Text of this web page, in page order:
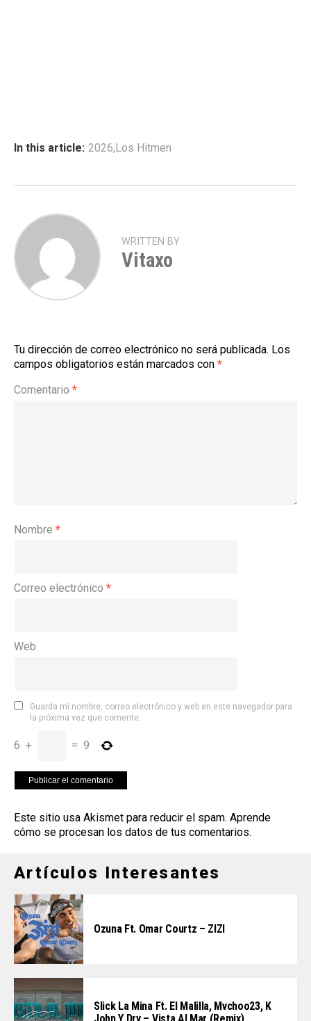
In this article: 2026,Los Hitmen
WRITTEN BY
Vitaxo
Tu dirección de correo electrónico no será publicada. Los
campos obligatorios están marcados con *
Comentario *
Nombre *
Correo electrónico *
Web
Guarda mi nombre, correo electrónico y web en este navegador para
la próxima vez que comente.
6 + = 9
Este sitio usa Akismet para reducir el spam. Aprende
cómo se procesan los datos de tus comentarios.
Artículos Interesantes
Ozuna Ft. Omar Courtz – ZIZI
Slick La Mina Ft. El Malilla, Mvchoo23, K
John Y Dry – Vista Al Mar (Remix)